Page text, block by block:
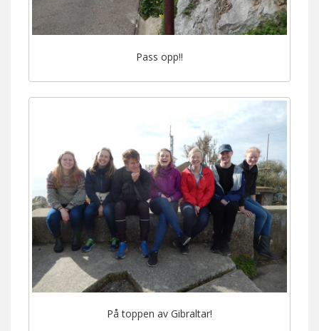
Pass opp!!
På toppen av Gibraltar!